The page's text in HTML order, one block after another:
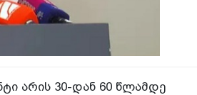
არის 30-დან 60 წლამდე